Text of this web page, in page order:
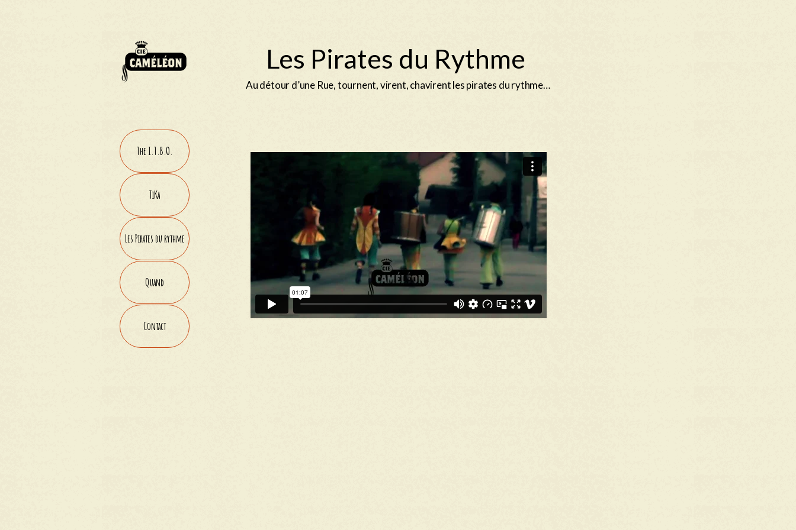
Les Pirates du Rythme
Au détour d’une Rue, tournent, virent, chavirent les pirates du rythme…
The I.T.B.O.
TiKa
Les Pirates du rythme
Quand
Contact